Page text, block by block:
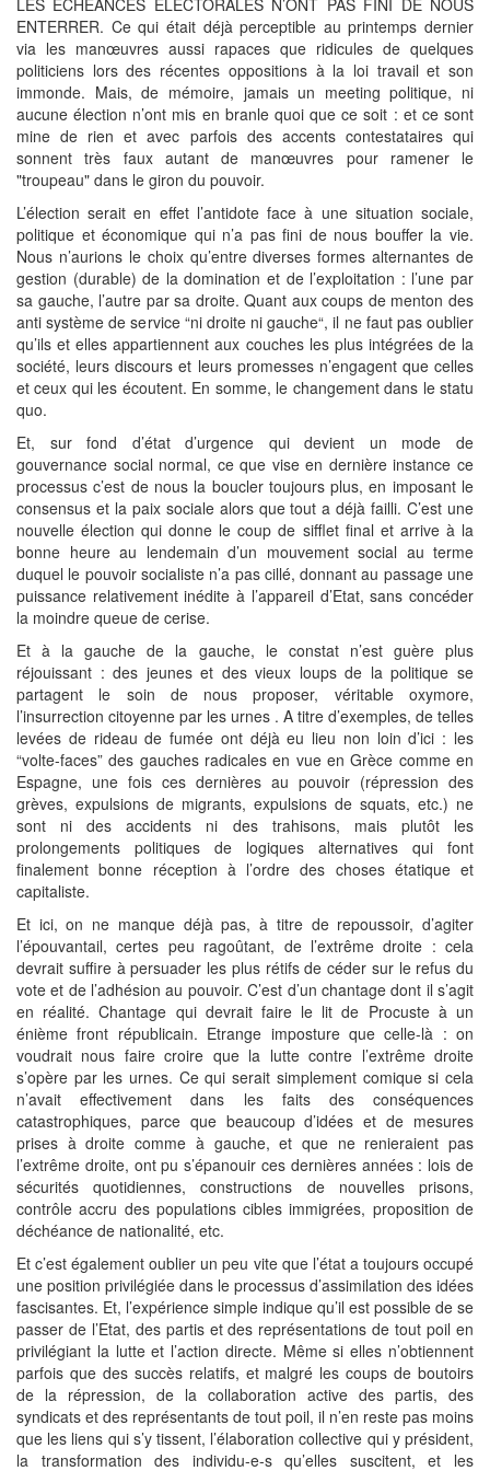
ENTERRER. Ce qui était déjà perceptible au printemps dernier
via les manœuvres aussi rapaces que ridicules de quelques
politiciens lors des récentes oppositions à la loi travail et son
immonde. Mais, de mémoire, jamais un meeting politique, ni
aucune élection n’ont mis en branle quoi que ce soit : et ce sont
mine de rien et avec parfois des accents contestataires qui
sonnent très faux autant de manœuvres pour ramener le
"troupeau" dans le giron du pouvoir.
L’élection serait en effet l’antidote face à une situation sociale,
politique et économique qui n’a pas fini de nous bouffer la vie.
Nous n’aurions le choix qu’entre diverses formes alternantes de
gestion (durable) de la domination et de l’exploitation : l’une par
sa gauche, l’autre par sa droite. Quant aux coups de menton des
anti système de service “ni droite ni gauche“, il ne faut pas oublier
qu’ils et elles appartiennent aux couches les plus intégrées de la
société, leurs discours et leurs promesses n’engagent que celles
et ceux qui les écoutent. En somme, le changement dans le statu
quo.
Et, sur fond d’état d’urgence qui devient un mode de
gouvernance social normal, ce que vise en dernière instance ce
processus c’est de nous la boucler toujours plus, en imposant le
consensus et la paix sociale alors que tout a déjà failli. C’est une
nouvelle élection qui donne le coup de sifflet final et arrive à la
bonne heure au lendemain d’un mouvement social au terme
duquel le pouvoir socialiste n’a pas cillé, donnant au passage une
puissance relativement inédite à l’appareil d’Etat, sans concéder
la moindre queue de cerise.
Et à la gauche de la gauche, le constat n’est guère plus
réjouissant : des jeunes et des vieux loups de la politique se
partagent le soin de nous proposer, véritable oxymore,
l’insurrection citoyenne par les urnes . A titre d’exemples, de telles
levées de rideau de fumée ont déjà eu lieu non loin d’ici : les
“volte-faces” des gauches radicales en vue en Grèce comme en
Espagne, une fois ces dernières au pouvoir (répression des
grèves, expulsions de migrants, expulsions de squats, etc.) ne
sont ni des accidents ni des trahisons, mais plutôt les
prolongements politiques de logiques alternatives qui font
finalement bonne réception à l’ordre des choses étatique et
capitaliste.
Et ici, on ne manque déjà pas, à titre de repoussoir, d’agiter
l’épouvantail, certes peu ragoûtant, de l’extrême droite : cela
devrait suffire à persuader les plus rétifs de céder sur le refus du
vote et de l’adhésion au pouvoir. C’est d’un chantage dont il s’agit
en réalité. Chantage qui devrait faire le lit de Procuste à un
énième front républicain. Etrange imposture que celle-là : on
voudrait nous faire croire que la lutte contre l’extrême droite
s’opère par les urnes. Ce qui serait simplement comique si cela
n’avait effectivement dans les faits des conséquences
catastrophiques, parce que beaucoup d’idées et de mesures
prises à droite comme à gauche, et que ne renieraient pas
l’extrême droite, ont pu s’épanouir ces dernières années : lois de
sécurités quotidiennes, constructions de nouvelles prisons,
contrôle accru des populations cibles immigrées, proposition de
déchéance de nationalité, etc.
Et c’est également oublier un peu vite que l’état a toujours occupé
une position privilégiée dans le processus d’assimilation des idées
fascisantes. Et, l’expérience simple indique qu’il est possible de se
passer de l’Etat, des partis et des représentations de tout poil en
privilégiant la lutte et l’action directe. Même si elles n’obtiennent
parfois que des succès relatifs, et malgré les coups de boutoirs
de la répression, de la collaboration active des partis, des
syndicats et des représentants de tout poil, il n’en reste pas moins
que les liens qui s’y tissent, l’élaboration collective qui y président,
la transformation des individu-e-s qu’elles suscitent, et les